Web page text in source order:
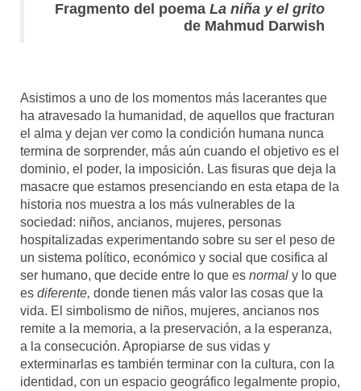
Fragmento del poema La niña y el grito
de Mahmud Darwish
Asistimos a uno de los momentos más lacerantes que
ha atravesado la humanidad, de aquellos que fracturan
el alma y dejan ver como la condición humana nunca
termina de sorprender, más aún cuando el objetivo es el
dominio, el poder, la imposición. Las fisuras que deja la
masacre que estamos presenciando en esta etapa de la
historia nos muestra a los más vulnerables de la
sociedad: niños, ancianos, mujeres, personas
hospitalizadas experimentando sobre su ser el peso de
un sistema político, económico y social que cosifica al
ser humano, que decide entre lo que es normal y lo que
es diferente, donde tienen más valor las cosas que la
vida. El simbolismo de niños, mujeres, ancianos nos
remite a la memoria, a la preservación, a la esperanza,
a la consecución. Apropiarse de sus vidas y
exterminarlas es también terminar con la cultura, con la
identidad, con un espacio geográfico legalmente propio,